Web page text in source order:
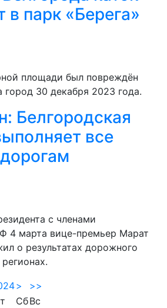
в парк «Берега»
площади был повреждён
город 30 декабря 2023 года.
Белгородская
все
с членами
4 марта вице-премьер Марат
о результатах дорожного
>
>>
СбВс